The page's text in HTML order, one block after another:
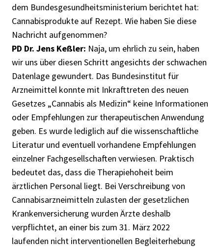
dem Bundesgesundheitsministerium berichtet hat:
Cannabisprodukte auf Rezept. Wie haben Sie diese
Nachricht aufgenommen?
PD Dr. Jens Keßler: Naja, um ehrlich zu sein, haben
wir uns über diesen Schritt angesichts der schwachen
Datenlage gewundert. Das Bundesinstitut für
Arzneimittel konnte mit Inkrafttreten des neuen
Gesetzes „Cannabis als Medizin“ keine Informationen
oder Empfehlungen zur therapeutischen Anwendung
geben. Es wurde lediglich auf die wissenschaftliche
Literatur und eventuell vorhandene Empfehlungen
einzelner Fachgesellschaften verwiesen. Praktisch
bedeutet das, dass die Therapiehoheit beim
ärztlichen Personal liegt. Bei Verschreibung von
Cannabisarzneimitteln zulasten der gesetzlichen
Krankenversicherung wurden Ärzte deshalb
verpflichtet, an einer bis zum 31. März 2022
laufenden nicht interventionellen Begleiterhebung